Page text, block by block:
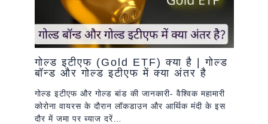
गोल्ड इटीएफ (Gold ETF) क्या है | गोल्ड
बॉन्ड और गोल्ड इटीएफ में क्या अंतर है
गोल्ड इटीएफ और गोल्ड बांड की जानकारी- वैश्विक महामारी
कोरोना वायरस के दौरान लॉकडाउन और आर्थिक मंदी के इस
दौर में जमा पर ब्याज दरें…